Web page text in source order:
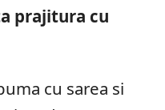
prajitura cu
cu sarea si